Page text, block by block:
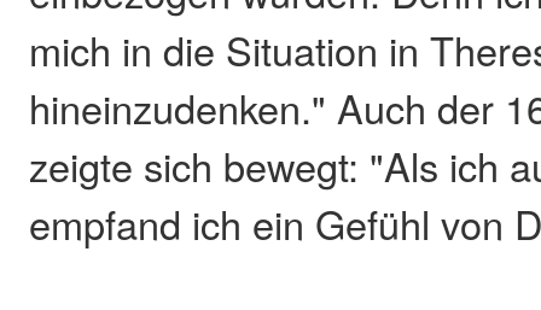
mich in die Situation in
hineinzudenken." Auch der
zeigte sich bewegt: "Als ich
empfand ich ein Gefühl von